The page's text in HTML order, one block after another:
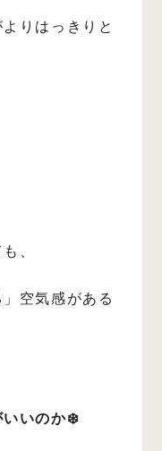
りはっきりと
、
空気感がある
いいのか❄️